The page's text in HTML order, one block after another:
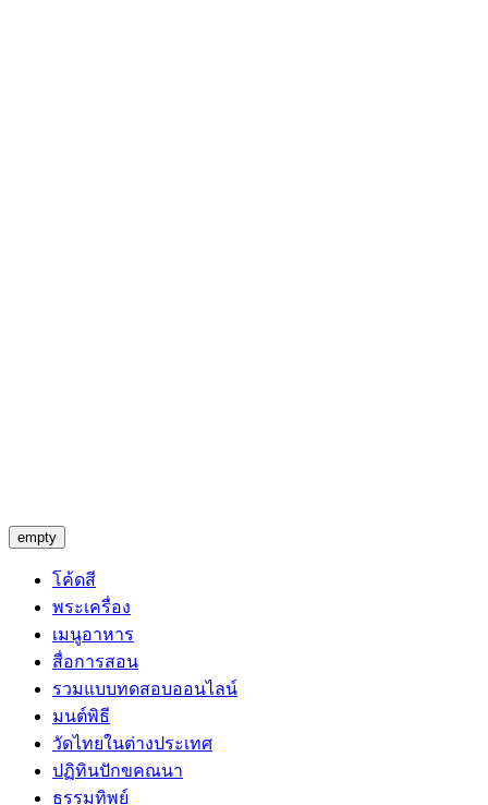
empty
โค้ดสี
พระเครื่อง
เมนูอาหาร
สื่อการสอน
รวมแบบทดสอบออนไลน์
มนต์พิธี
วัดไทยในต่างประเทศ
ปฏิทินปักขคณนา
ธรรมทิพย์